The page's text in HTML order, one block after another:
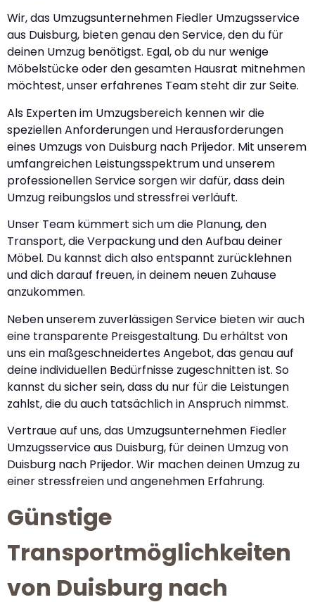
Wir, das Umzugsunternehmen Fiedler Umzugsservice
aus Duisburg, bieten genau den Service, den du für
deinen Umzug benötigst. Egal, ob du nur wenige
Möbelstücke oder den gesamten Hausrat mitnehmen
möchtest, unser erfahrenes Team steht dir zur Seite.
Als Experten im Umzugsbereich kennen wir die
speziellen Anforderungen und Herausforderungen
eines Umzugs von Duisburg nach Prijedor. Mit unserem
umfangreichen Leistungsspektrum und unserem
professionellen Service sorgen wir dafür, dass dein
Umzug reibungslos und stressfrei verläuft.
Unser Team kümmert sich um die Planung, den
Transport, die Verpackung und den Aufbau deiner
Möbel. Du kannst dich also entspannt zurücklehnen
und dich darauf freuen, in deinem neuen Zuhause
anzukommen.
Neben unserem zuverlässigen Service bieten wir auch
eine transparente Preisgestaltung. Du erhältst von
uns ein maßgeschneidertes Angebot, das genau auf
deine individuellen Bedürfnisse zugeschnitten ist. So
kannst du sicher sein, dass du nur für die Leistungen
zahlst, die du auch tatsächlich in Anspruch nimmst.
Vertraue auf uns, das Umzugsunternehmen Fiedler
Umzugsservice aus Duisburg, für deinen Umzug von
Duisburg nach Prijedor. Wir machen deinen Umzug zu
einer stressfreien und angenehmen Erfahrung.
Günstige
Transportmöglichkeiten
von Duisburg nach